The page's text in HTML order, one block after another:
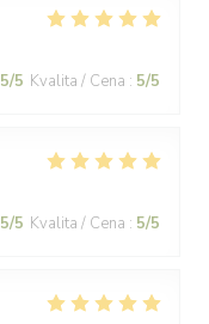
5/5 Kvalita / Cena : 5/5
5/5 Kvalita / Cena : 5/5